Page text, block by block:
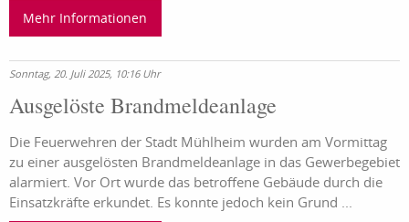
Mehr Informationen
Sonntag, 20. Juli 2025, 10:16 Uhr
Ausgelöste Brandmeldeanlage
Die Feuerwehren der Stadt Mühlheim wurden am Vormittag
zu einer ausgelösten Brandmeldeanlage in das Gewerbegebiet
alarmiert. Vor Ort wurde das betroffene Gebäude durch die
Einsatzkräfte erkundet. Es konnte jedoch kein Grund ...